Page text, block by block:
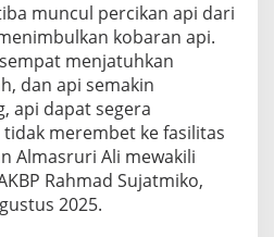
muncul percikan api dari
kobaran api.
menjatuhkan
dan api semakin
api dapat segera
merembet ke fasilitas
Almasruri Ali mewakili
Rahmad Sujatmiko,
2025.